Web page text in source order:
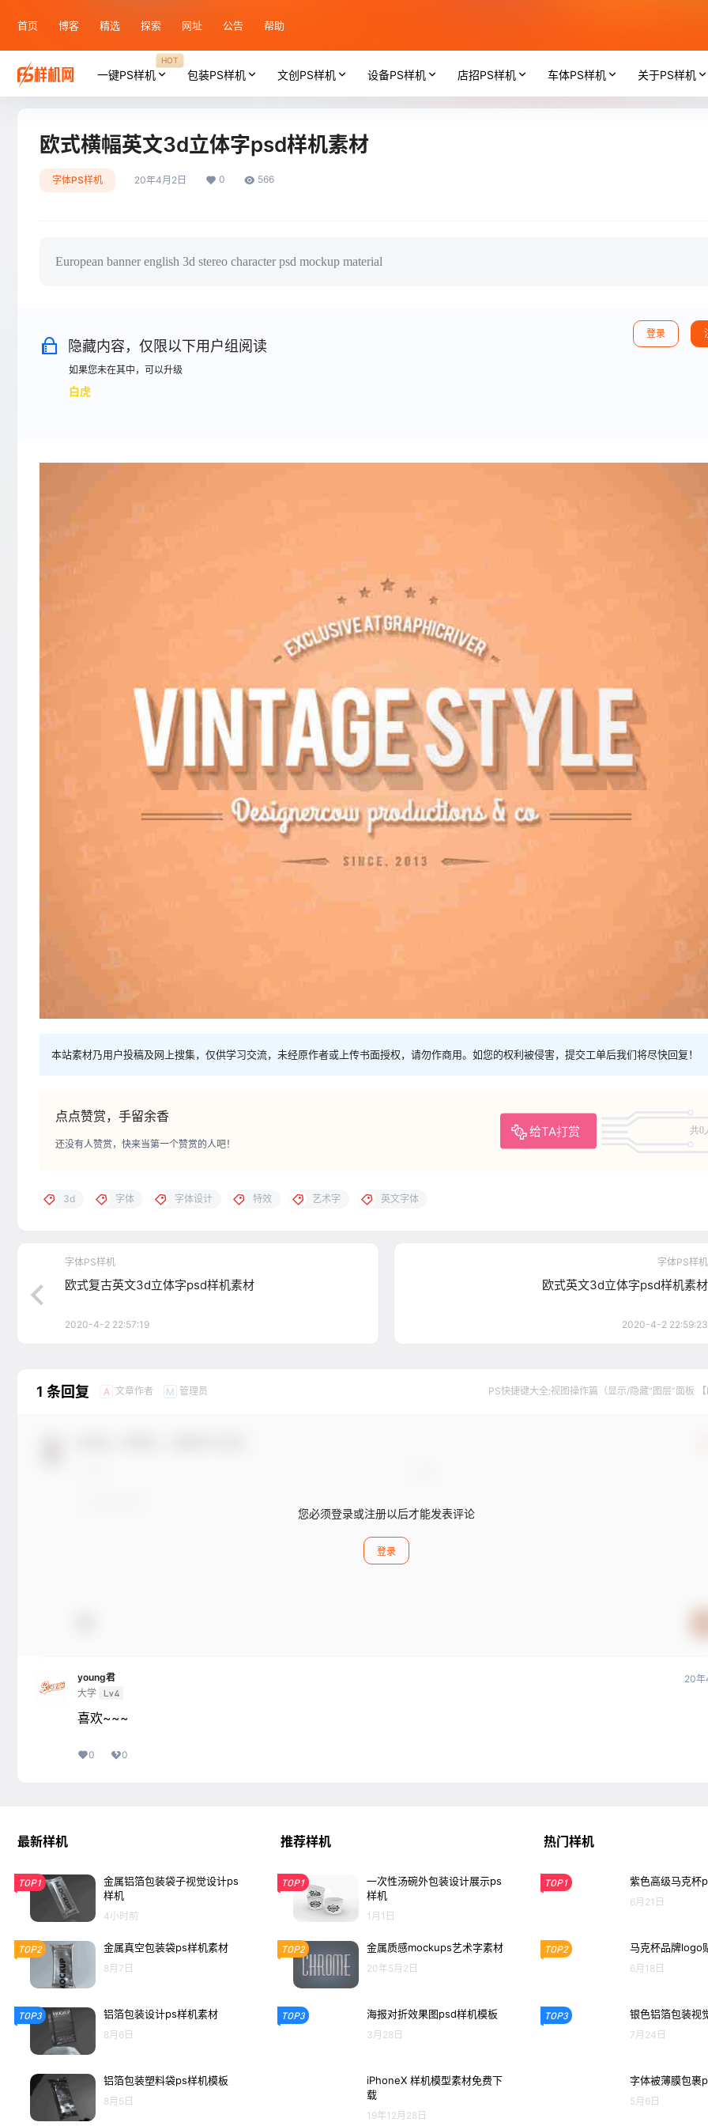
首页 博客 精选 探索 网址 公告 帮助
一键PS样机
HOT
包装PS样机 文创PS样机 设备PS样机 店招PS样机 车体PS样机 关于PS样机
欧式横幅英文3d立体字psd样机素材
字体PS样机 20年4月2日 0 566
European banner english 3d stereo character psd mockup material
隐藏内容，仅限以下用户组阅读
如果您未在其中，可以升级
白虎
登录
本站素材乃用户投稿及网上搜集，仅供学习交流，未经原作者或上传书面授权，请勿作商用。如您的权利被侵害，提交工单后我们将尽快回复！
点点赞赏，手留余香
给TA打赏 共0
还没有人赞赏，快来当第一个赞赏的人吧！
3d 字体 字体设计 特效 艺术字 英文字体
字体PS样机
欧式复古英文3d立体字psd样机素材
2020-4-2 22:57:19
字体PS样机
欧式英文3d立体字psd样机素材
2020-4-2 22:59:23
1 条回复 A 文章作者 M 管理员 PS快捷键大全:视图操作篇（显示/隐藏“图层”面板 【
您必须登录或注册以后才能发表评论
登录
young君
大学 Lv4
20年
喜欢~~~
0 0
最新样机
TOP1
金属铝箔包装袋子视觉设计ps
样机
4小时前
TOP2 金属真空包装袋ps样机素材
8月7日
TOP3 铝箔包装设计ps样机素材
8月6日
铝箔包装塑料袋ps样机模板
8月5日
推荐样机
TOP1
一次性汤碗外包装设计展示ps
样机
1月1日
TOP2 金属质感mockups艺术字素材
20年5月2日
TOP3 海报对折效果图psd样机模板
3月28日
iPhoneX 样机模型素材免费下
载
19年12月28日
热门样机
TOP1 紫色高级马克杯
6月21日
TOP2 马克杯品牌logo
6月18日
TOP3 银色铝箔包装视
7月24日
字体被薄膜包裹
5月6日